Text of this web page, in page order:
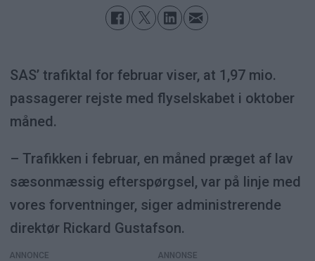
SAS’ trafiktal for februar viser, at 1,97 mio.
passagerer rejste med flyselskabet i oktober
måned.
– Trafikken i februar, en måned præget af lav
sæsonmæssig efterspørgsel, var på linje med
vores forventninger, siger administrerende
direktør Rickard Gustafson.
ANNONCE